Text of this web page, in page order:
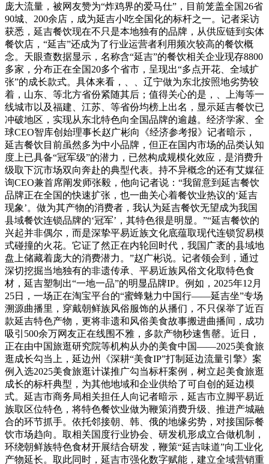
庞大流量，被网友赞为“炸鸡界的爱马仕”，目前笼盖全国26省
90城、200余店，成为延吉小吃全国化的标杆之一。记者采访
获悉，延吉餐饮现在不只是本地独有的品牌，从供应链到实体
餐饮店，“延吉”还成为了行业运营者利用频次较高的餐饮概
念。天眼查数据显示，名称含“延吉”的餐饮相关企业现存8800
多家，分布正在全国20多个省市，呈现出“多点开花、全域扩
张”的成长款式。具体来看，、、辽宁做为东北按照地劣势较
着，山东、等北方省份紧随其后；值得关心的是，、上海等一
线城市以及福建、江苏、等省份均榜上出名，显示延吉餐饮已
冲破地区，实现从东北特色向全国品牌的逾越。经济学家、全
球CEO智库创始理事长赵广彬向《经济参考报》记者暗示，
延吉餐饮目前虽然多为中小品牌，但正在国内市场的品类认知
度上已具备“冠军级”的潜力，已然构成规模化效应，是消费升
级取下沉市场双向奔赴的典型代表。持不异概念的还有艾媒征
询CEO兼首席阐发师张毅，他向记者说：“我留意到延吉餐饮
品牌正在全国的快速扩张，也一曲关心着餐饮业热议的‘延吉
现象’。做为其产物的消费者，我认为延吉餐饮无望成为我国
县域餐饮连锁品牌的‘冠军’，其特色很是明显。”“延吉餐饮的
兴起并非偶尔，而是深挚平易近族文化底蕴取现代连锁贸易模
式碰撞的火花。它证了然正在内轮回时代，我国广袤的县域地
盘上储藏着庞大的消费潜力。”赵广彬说。记者领会到，通过
深切挖掘当地独有的非遗传承、平易近族风俗文化取特色食
材，延吉塑制出“一地一品”的明显品牌IP。例如，2025年12月
25日，一场正在淘宝平台的“蜜蜂魅力中国行——延吉坐”专场
溯源曲播里，穿戴朝鲜族风俗服饰的从播们，不只保举了近百
款延吉特色产物，更将非遗和风俗美食故事搬进曲播间，成功
吸引500余万网友正在线围不雅，多款产物秒速售罄。近日，
正在由中国旅逛研究院等机构从办的美食中国——2025美食旅
逛成长勾当上，延边州《深耕“美食IP”打制延边流量引擎》案
例入选2025美食旅逛计谋推广勾当标杆案例，树立起美食旅逛
成长的标杆典型，为其他地域和企业供给了可自创的延边模
式。延吉市商务局相关担任人向记者暗示，延吉市立脚平易近
族取区位特色，将特色餐饮业做为鞭策消费升级、推进产城融
合的环节抓手。依托邻接朝、韩、俄的地缘劣势，对接国际餐
饮市场趋向。取相关国度行业协会、研发机形成立合做机制，
环绕朝鲜族特色食材开展结合研发，鞭策“延吉味道”向工业化
产物延长。取此同时，延吉市强化数字赋能，建立全域营销重